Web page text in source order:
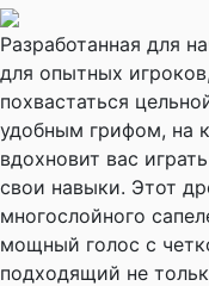
Разработанная для
для опытных
похвастаться
удобным грифом, на
вдохновит вас
свои навыки. Этот
многослойного
мощный голос с
подходящий не